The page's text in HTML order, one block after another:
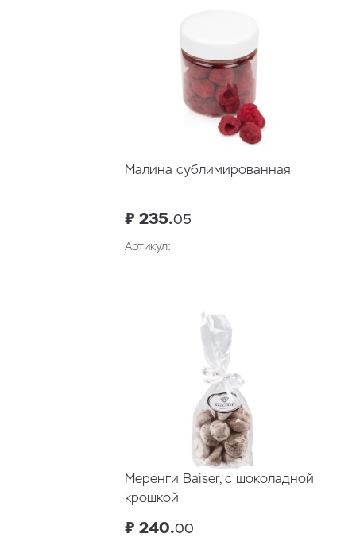
Малина сублимированная
₽ 235.05
Артикул:
Меренги Baiser, с шоколадной
крошкой
₽ 240.00